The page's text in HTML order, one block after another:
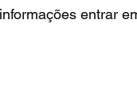
entrar